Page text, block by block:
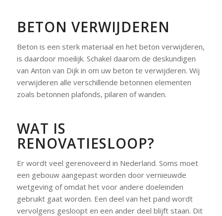
BETON VERWIJDEREN
Beton is een sterk materiaal en het beton verwijderen,
is daardoor moeilijk. Schakel daarom de deskundigen
van Anton van Dijk in om uw beton te verwijderen. Wij
verwijderen alle verschillende betonnen elementen
zoals betonnen plafonds, pilaren of wanden.
WAT IS
RENOVATIESLOOP?
Er wordt veel gerenoveerd in Nederland. Soms moet
een gebouw aangepast worden door vernieuwde
wetgeving of omdat het voor andere doeleinden
gebruikt gaat worden. Een deel van het pand wordt
vervolgens gesloopt en een ander deel blijft staan. Dit